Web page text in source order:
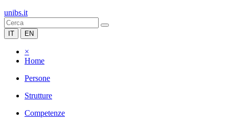
unibs.it
IT EN
×
Home
Persone
Strutture
Competenze